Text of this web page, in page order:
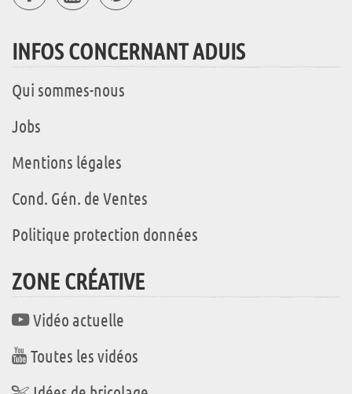
INFOS CONCERNANT ADUIS
Qui sommes-nous
Jobs
Mentions légales
Cond. Gén. de Ventes
Politique protection données
ZONE CRÉATIVE
Vidéo actuelle
Toutes les vidéos